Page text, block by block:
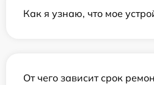
Как я узнаю, что мое
От чего зависит срок